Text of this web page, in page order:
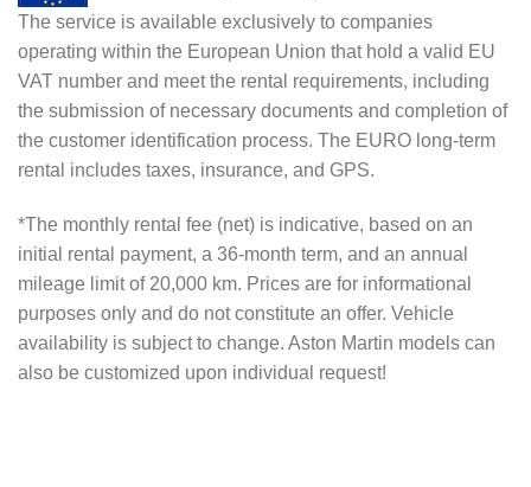
The service is available exclusively to companies
operating within the European Union that hold a valid EU
VAT number and meet the rental requirements, including
the submission of necessary documents and completion of
the customer identification process. The EURO long-term
rental includes taxes, insurance, and GPS.
*The monthly rental fee (net) is indicative, based on an
initial rental payment, a 36-month term, and an annual
mileage limit of 20,000 km. Prices are for informational
purposes only and do not constitute an offer. Vehicle
availability is subject to change. Aston Martin models can
also be customized upon individual request!